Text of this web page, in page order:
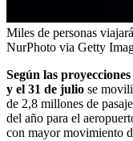
Miles de personas
NurPhoto via Getty
Según las
y el 31 de julio se
de 2,8 millones de
del año para el
con mayor movimiento